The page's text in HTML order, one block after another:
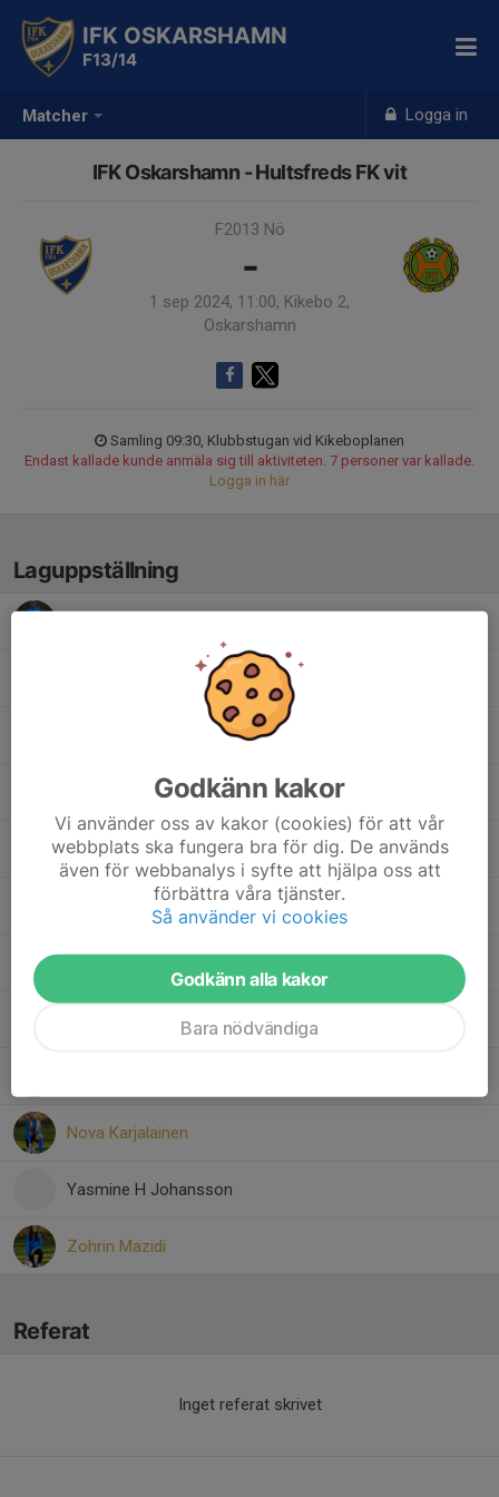
Matcher Logga in
IFK OSKARSHAMN
F13/14
IFK Oskarshamn - Hultsfreds FK vit
F2013 Nö
-
1 sep 2024, 11:00, Kikebo 2,
Oskarshamn
Samling 09:30, Klubbstugan vid Kikeboplanen
Endast kallade kunde anmäla sig till aktiviteten. 7 personer var kallade.
Logga in här
Laguppställning
Elsa Dautovic
Gina Voss
Hedvig Nilsson
Nova Karjalainen
Yasmine H Johansson
Zohrin Mazidi
Referat
Inget referat skrivet
Godkänn kakor
Vi använder oss av kakor (cookies) för att vår
webbplats ska fungera bra för dig. De används
även för webbanalys i syfte att hjälpa oss att
förbättra våra tjänster.
Så använder vi cookies
Godkänn alla kakor
Bara nödvändiga